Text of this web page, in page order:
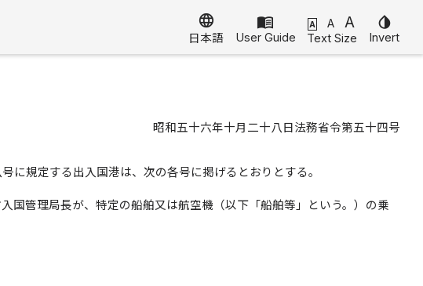
language
日本語
menu_book
User Guide
A A A
Text Size
invert_colors
Invert
昭和五十六年十月二十八日法務省令第五十四号
に規定する出入国港は、次の各号に掲げるとおりとする。
国管理局長が、特定の船舶又は航空機（以下「船舶等」という。）の乗